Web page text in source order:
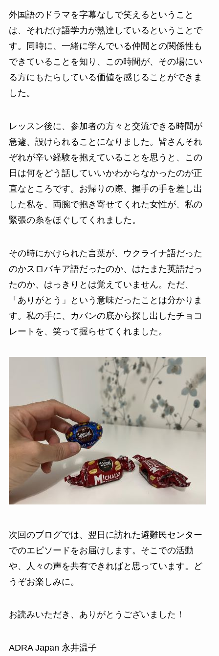
外国語のドラマを字幕なしで笑えるということ
は、それだけ語学力が熟達しているということで
す。同時に、一緒に学んでいる仲間との関係性も
できていることを知り、この時間が、その場にい
る方にもたらしている価値を感じることができま
した。
レッスン後に、参加者の方々と交流できる時間が
急遽、設けられることになりました。皆さんそれ
ぞれが辛い経験を抱えていることを思うと、この
日は何をどう話していいかわからなかったのが正
直なところです。お帰りの際、握手の手を差し出
した私を、両腕で抱き寄せてくれた女性が、私の
緊張の糸をほぐしてくれました。
その時にかけられた言葉が、ウクライナ語だった
のかスロバキア語だったのか、はたまた英語だっ
たのか、はっきりとは覚えていません。ただ、
「ありがとう」という意味だったことは分かりま
す。私の手に、カバンの底から探し出したチョコ
レートを、笑って握らせてくれました。
次回のブログでは、翌日に訪れた避難民センター
でのエピソードをお届けします。そこでの活動
や、人々の声を共有できればと思っています。ど
うぞお楽しみに。
お読みいただき、ありがとうございました！
ADRA Japan 永井温子